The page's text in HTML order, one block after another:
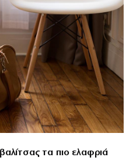
τα πιο ελαφριά